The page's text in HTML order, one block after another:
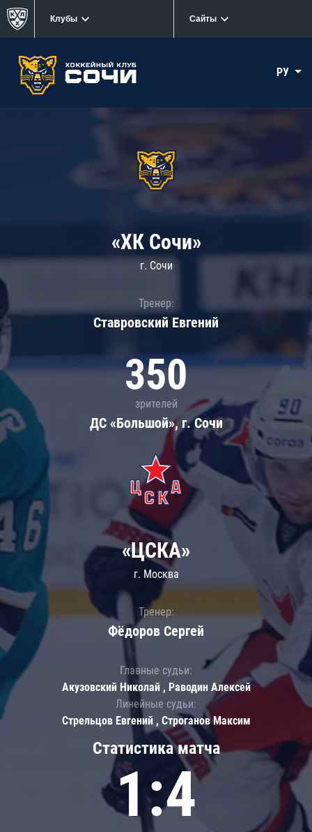
Клубы Сайты
РУ
«ХК Сочи»
г. Сочи
Тренер:
Ставровский Евгений
350
зрителей
ДС «Большой», г. Сочи
Статистика матча
1:4
«ЦСКА»
г. Москва
Тренер:
Фёдоров Сергей
Главные судьи:
Акузовский Николай , Раводин Алексей
Линейные судьи:
Стрельцов Евгений , Строганов Максим